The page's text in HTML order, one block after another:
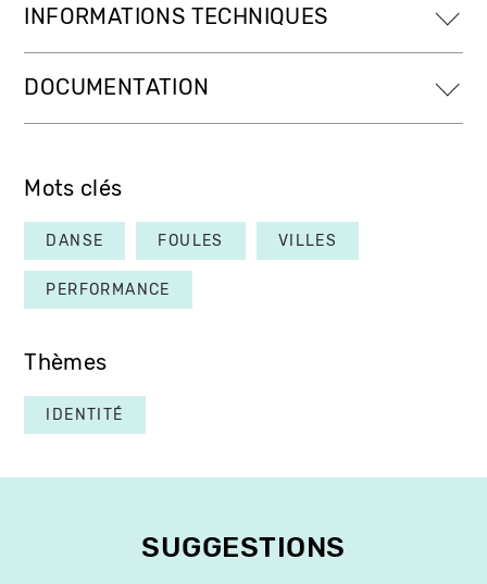
INFORMATIONS TECHNIQUES
DOCUMENTATION
Mots clés
DANSE FOULES VILLES
PERFORMANCE
Thèmes
IDENTITÉ
SUGGESTIONS